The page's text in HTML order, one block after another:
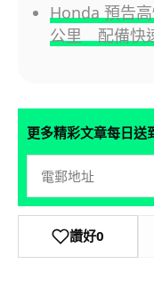
Honda 預告
公里 配備快
更多精彩文章每日送
讚好0